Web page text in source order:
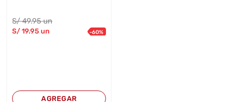
S/49.95 un
S/19.95 un -60%
AGREGAR